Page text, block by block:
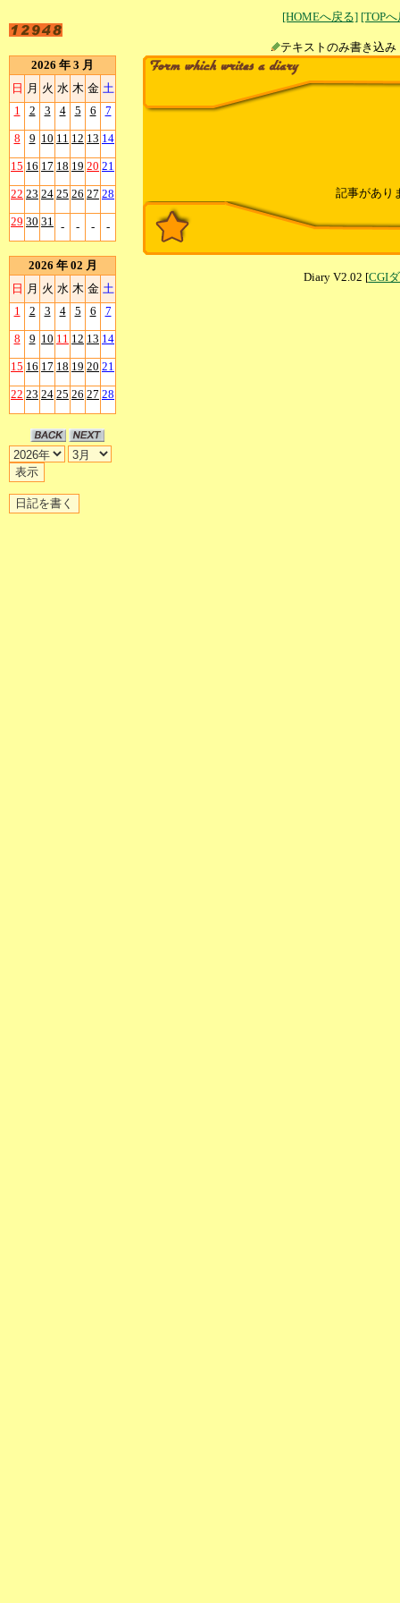
[HOMEへ戻る] [TOP
テキストのみ書
2026 年 3 月
日 月 火 水 木 金 土
1
2 3 4 5 6 7
8 9 10 11 12 13 14
15 16 17 18 19 20 21
22 23 24 25 26 27 28
29 30 31 - - - -
2026 年 02 月
日 月 火 水 木 金 土
1
2 3 4 5 6 7
8 9 10 11 12 13 14
15 16 17 18 19 20 21
22 23 24 25 26 27 28
記事があり
Diary V2.02 [CGI